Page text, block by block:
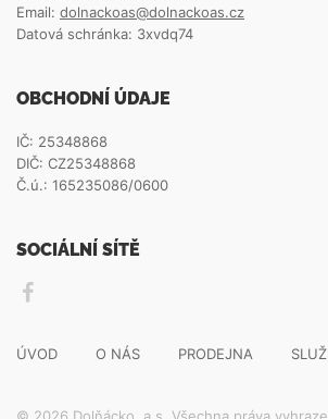
Email: dolnackoas@dolnackoas.cz
Datová schránka: 3xvdq74
OBCHODNÍ ÚDAJE
IČ: 25348868
DIČ: CZ25348868
Č.ú.: 165235086/0600
SOCIÁLNÍ SÍTĚ
ÚVOD O NÁS PRODEJNA